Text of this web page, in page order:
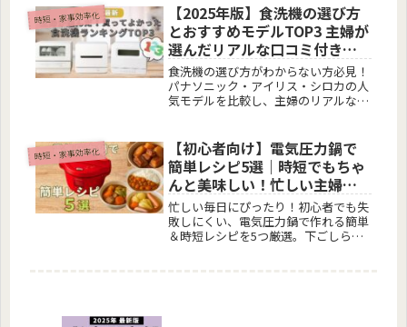
時短・家事効率化
【2025年版】食洗機の選び方
とおすすめモデルTOP3 主婦が
選んだリアルな口コミ付き！
失敗しない選び方と人気機種
まとめ
食洗機の選び方がわからない方必見！
パナソニック・アイリス・シロカの人
気モデルを比較し、主婦のリアルな口
時短・家事効率化
【初心者向け】電気圧力鍋で
簡単レシピ5選｜時短でもちゃ
んと美味しい！忙しい主婦の
味方
忙しい毎日にぴったり！初心者でも失
敗しにくい、電気圧力鍋で作れる簡単
＆時短レシピを5つ厳選。下ごしらえ